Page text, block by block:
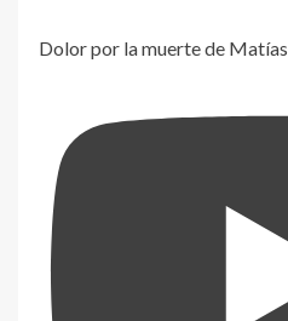
Dolor por la muerte de Matías